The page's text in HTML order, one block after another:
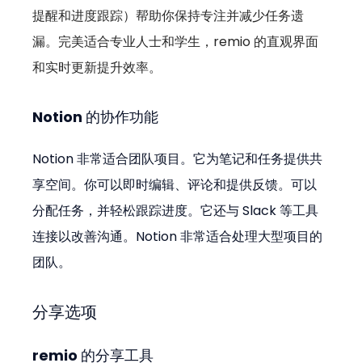
提醒和进度跟踪）帮助你保持专注并减少任务遗
漏。完美适合专业人士和学生，remio 的直观界面
和实时更新提升效率。
Notion 的协作功能
Notion 非常适合团队项目。它为笔记和任务提供共
享空间。你可以即时编辑、评论和提供反馈。可以
分配任务，并轻松跟踪进度。它还与 Slack 等工具
连接以改善沟通。Notion 非常适合处理大型项目的
团队。
分享选项
remio 的分享工具